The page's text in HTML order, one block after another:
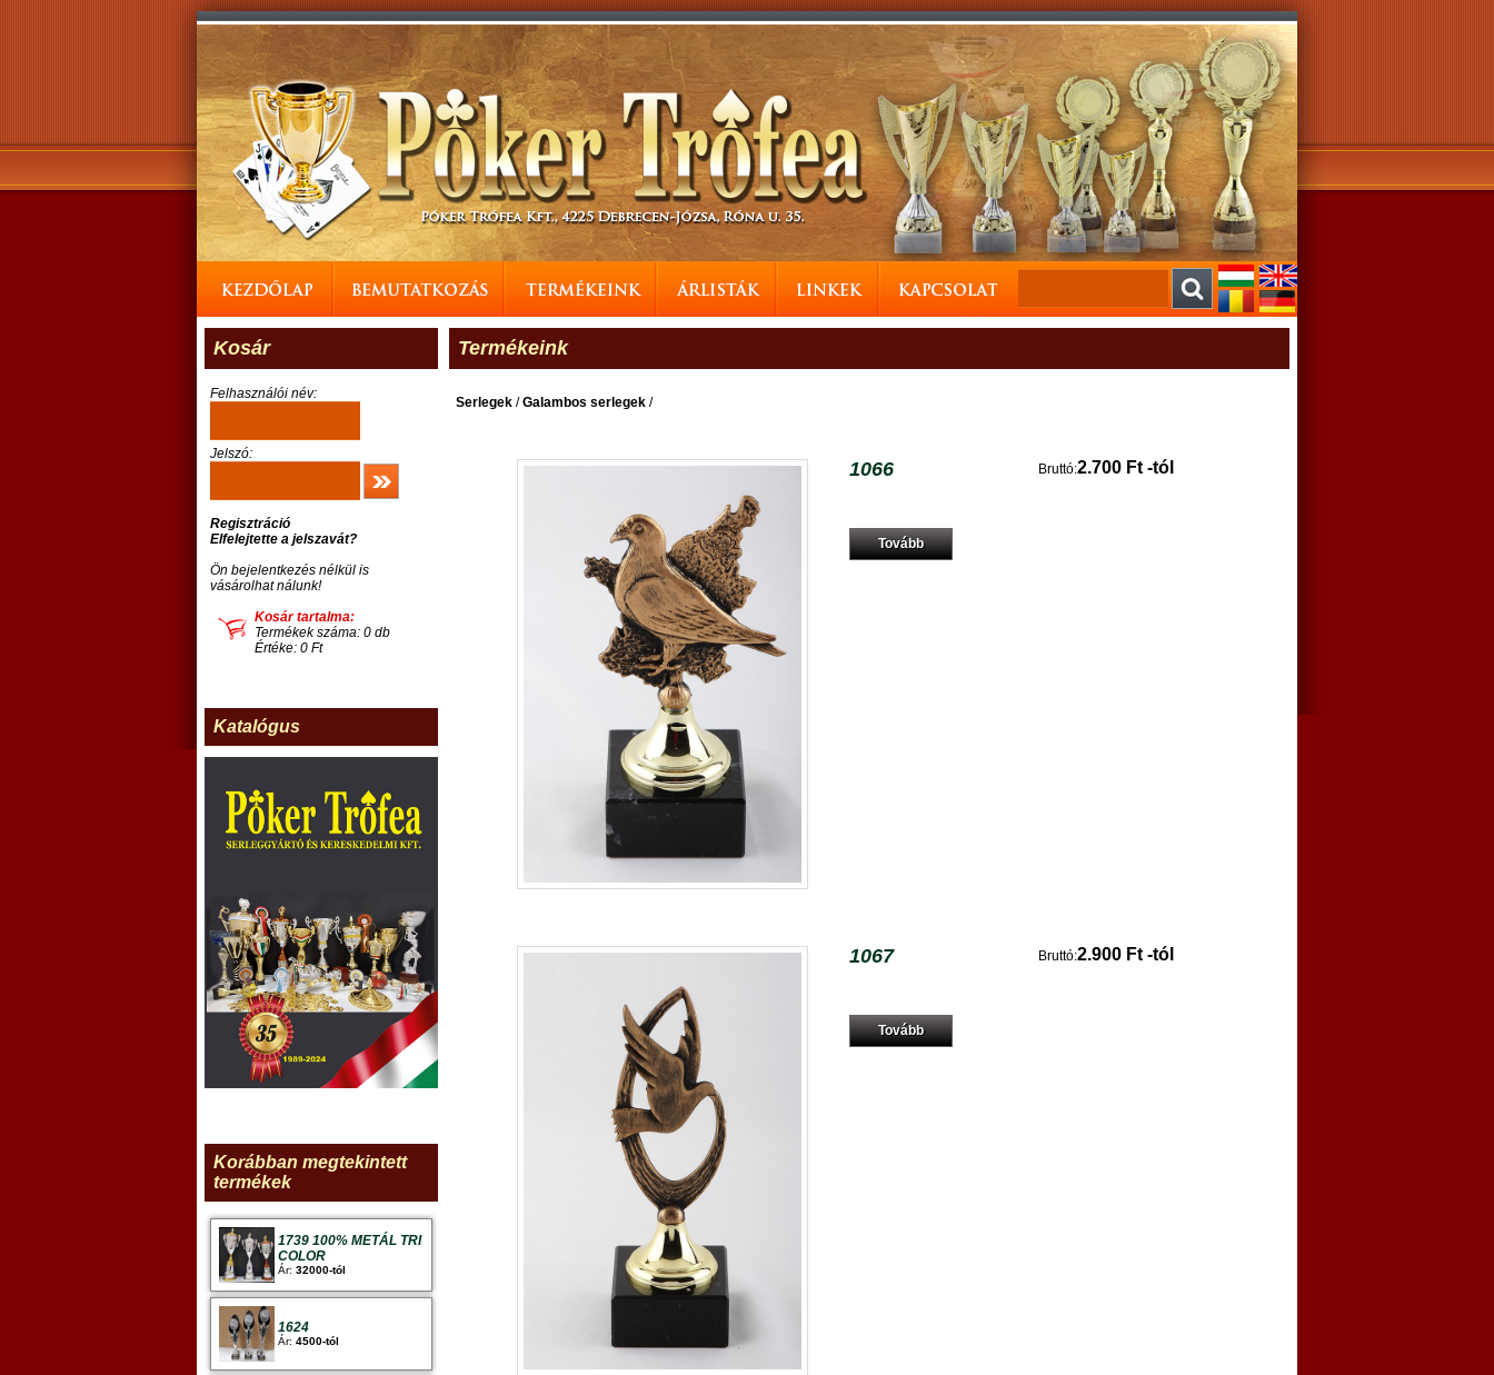
Kosár
Felhasználói név:
Jelszó:
Regisztráció
Elfelejtette a jelszavát?
Ön bejelentkezés nélkül is
vásárolhat nálunk!
Kosár tartalma:
Termékek száma: 0 db
Értéke: 0 Ft
Katalógus
Korábban megtekintett
termékek
1739 100% METÁL TRI
COLOR
Ár: 32000-tól
1624
Ár: 4500-tól
Termékeink
Serlegek /Galambos serlegek /
1066
Tovább
Bruttó:2.700 Ft -tól
1067
Tovább
Bruttó:2.900 Ft -tól